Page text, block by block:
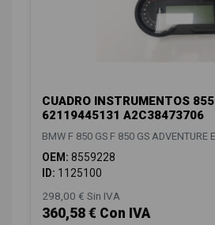
CUADRO INSTRUMENTOS
62119445131 A2C38473706
BMW F 850 GS F 850 GS ADVENTURE
OEM: 8559228
ID: 1125100
298,00 € Sin IVA
360,58 € Con IVA